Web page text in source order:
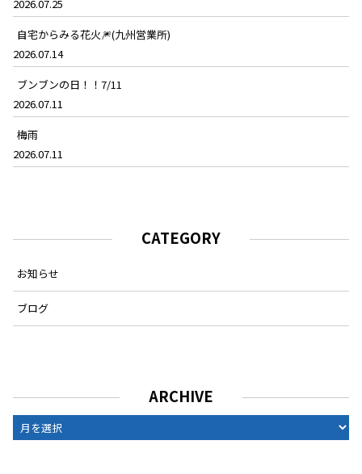
2026.07.25
自宅からみる花火🎆(九州営業所)
2026.07.14
ブンブンの日！！7/11
2026.07.11
梅雨
2026.07.11
CATEGORY
お知らせ
ブログ
ARCHIVE
ARCHIVE